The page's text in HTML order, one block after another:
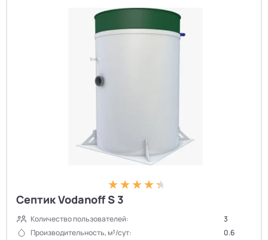
Септик Vodanoff S 3
Количество пользователей:
3
Производительность, м³/сут:
0.6